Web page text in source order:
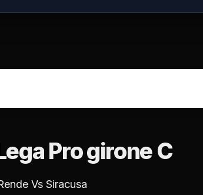
Pro girone C
Vs Siracusa